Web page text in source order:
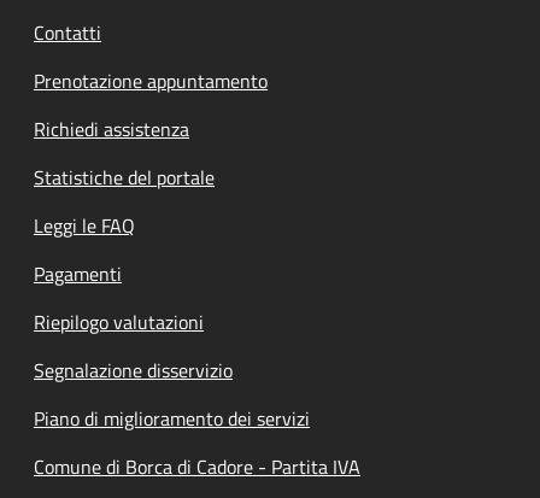
Contatti
Prenotazione appuntamento
Richiedi assistenza
Statistiche del portale
Leggi le FAQ
Pagamenti
Riepilogo valutazioni
Segnalazione disservizio
Piano di miglioramento dei servizi
Comune di Borca di Cadore - Partita IVA